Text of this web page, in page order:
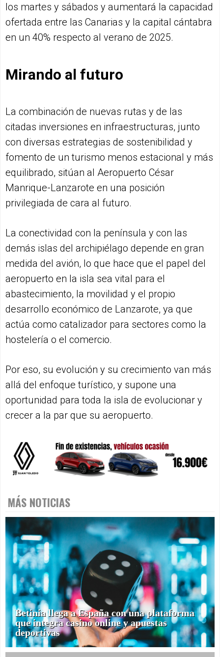
los martes y sábados y aumentará la capacidad
ofertada entre las Canarias y la capital cántabra
en un 40% respecto al verano de 2025.
Mirando al futuro
La combinación de nuevas rutas y de las
citadas inversiones en infraestructuras, junto
con diversas estrategias de sostenibilidad y
fomento de un turismo menos estacional y más
equilibrado, sitúan al Aeropuerto César
Manrique-Lanzarote en una posición
privilegiada de cara al futuro.
La conectividad con la península y con las
demás islas del archipiélago depende en gran
medida del avión, lo que hace que el papel del
aeropuerto en la isla sea vital para el
abastecimiento, la movilidad y el propio
desarrollo económico de Lanzarote, ya que
actúa como catalizador para sectores como la
hostelería o el comercio.
Por eso, su evolución y su crecimiento van más
allá del enfoque turístico, y supone una
oportunidad para toda la isla de evolucionar y
crecer a la par que su aeropuerto.
MÁS NOTICIAS
Betinia llega a España con una plataforma
que integra casino online y apuestas
deportivas